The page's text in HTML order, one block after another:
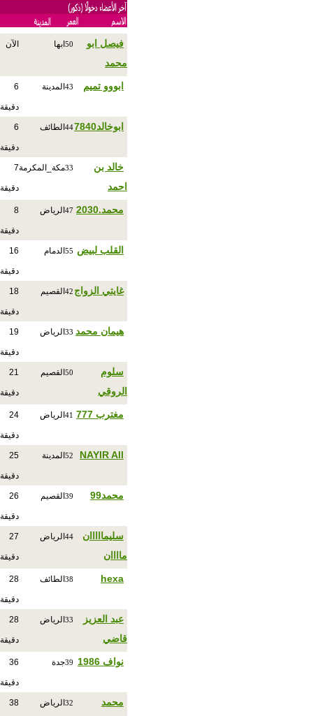
فيصل ابو
محمد
50 ابها الآن
ابووو تميم 43 المدينة 6
دقيقة
ابوخالد7840 44 الطائف 6
دقيقة
خالد بن
احمد
33مكة_المكرمة7
دقيقة
محمد.2030 47 الرياض 8
دقيقة
القلب لبيض 55 الدمام 16
دقيقة
غايتي الزواج 42 القصيم 18
دقيقة
هيمان محمد 33 الرياض 19
دقيقة
سلوم
الروقي
50 القصيم 21
دقيقة
مغترب 777 41 الرياض 24
دقيقة
NAYIR All
52 المدينة 25
دقيقة
محمد99 39 القصيم 26
دقيقة
سليمااااان
ماااان
44 الرياض 27
دقيقة
hexa
38 الطائف 28
دقيقة
عبد العزيز
قاضي
33 الرياض 28
دقيقة
نواف 1986 39جدة 36
دقيقة
‏محمد 32 الرياض 38